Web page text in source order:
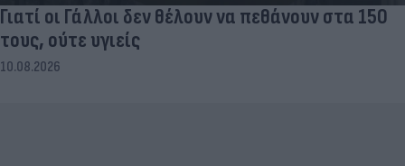
Γιατί οι Γάλλοι δεν θέλουν να πεθάνουν στα 150
τους, ούτε υγιείς
10.08.2026